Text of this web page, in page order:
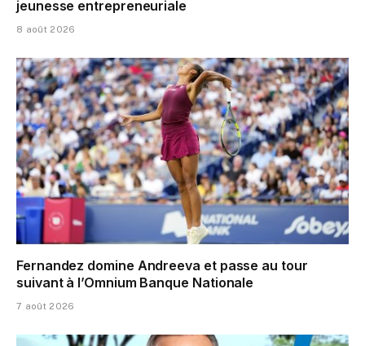
jeunesse entrepreneuriale
8 août 2026
Fernandez domine Andreeva et passe au tour
suivant à l’Omnium Banque Nationale
7 août 2026